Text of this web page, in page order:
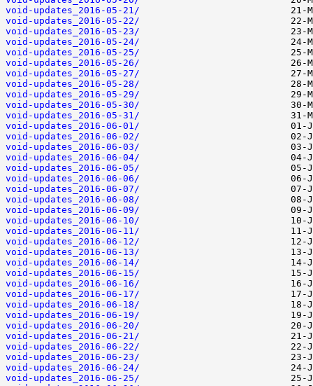
void-updates_2016-05-21/
void-updates_2016-05-22/
void-updates_2016-05-23/
void-updates_2016-05-24/
void-updates_2016-05-25/
void-updates_2016-05-26/
void-updates_2016-05-27/
void-updates_2016-05-28/
void-updates_2016-05-29/
void-updates_2016-05-30/
void-updates_2016-05-31/
void-updates_2016-06-01/
void-updates_2016-06-02/
void-updates_2016-06-03/
void-updates_2016-06-04/
void-updates_2016-06-05/
void-updates_2016-06-06/
void-updates_2016-06-07/
void-updates_2016-06-08/
void-updates_2016-06-09/
void-updates_2016-06-10/
void-updates_2016-06-11/
void-updates_2016-06-12/
void-updates_2016-06-13/
void-updates_2016-06-14/
void-updates_2016-06-15/
void-updates_2016-06-16/
void-updates_2016-06-17/
void-updates_2016-06-18/
void-updates_2016-06-19/
void-updates_2016-06-20/
void-updates_2016-06-21/
void-updates_2016-06-22/
void-updates_2016-06-23/
void-updates_2016-06-24/
void-updates_2016-06-25/